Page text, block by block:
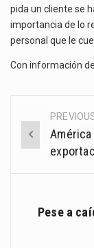
pida un cliente se
importancia de lo
personal que le
Con información de
Post
Pese a